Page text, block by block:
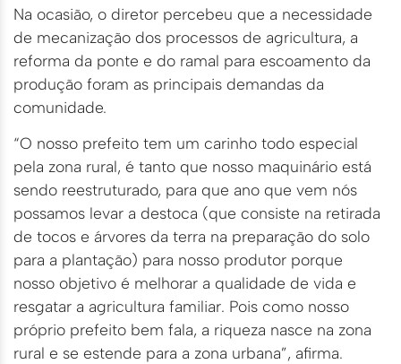
Na ocasião, o diretor percebeu que a necessidade
de mecanização dos processos de agricultura, a
reforma da ponte e do ramal para escoamento da
produção foram as principais demandas da
comunidade.
“O nosso prefeito tem um carinho todo especial
pela zona rural, é tanto que nosso maquinário está
sendo reestruturado, para que ano que vem nós
possamos levar a destoca (que consiste na retirada
de tocos e árvores da terra na preparação do solo
para a plantação) para nosso produtor porque
nosso objetivo é melhorar a qualidade de vida e
resgatar a agricultura familiar. Pois como nosso
próprio prefeito bem fala, a riqueza nasce na zona
rural e se estende para a zona urbana”, afirma.